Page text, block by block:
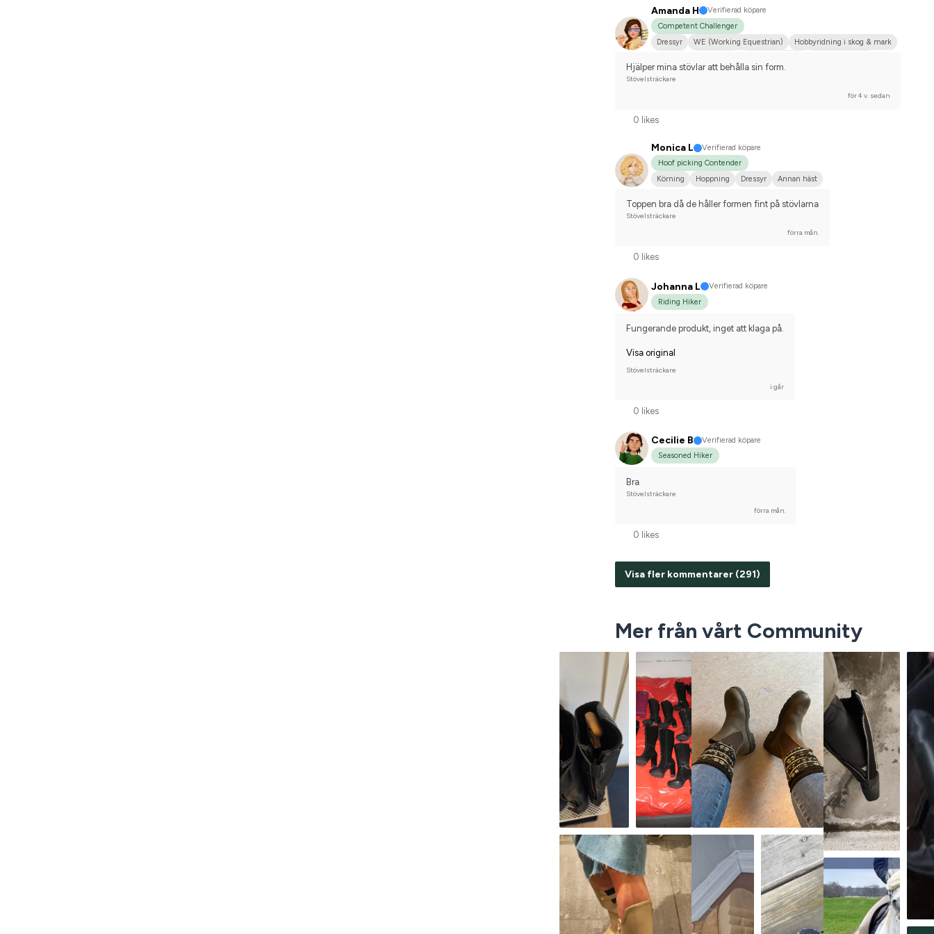
Amanda H
Verifierad köpare
Competent Challenger
Dressyr
WE (Working Equestrian)
Hobbyridning i skog & mark
Hjälper mina stövlar att behålla sin form.
Stövelsträckare
för 4 v. sedan
0 likes
Monica L
Verifierad köpare
Hoof picking Contender
Körning
Hoppning Dressyr Annan häst
Toppen bra då de håller formen fint på stövlarna
Stövelsträckare
förra mån.
0 likes
Johanna L
Verifierad köpare
Riding Hiker
Fungerande produkt, inget att klaga på.
Visa original
Stövelsträckare
i går
0 likes
Cecilie B
Verifierad köpare
Seasoned Hiker
Bra
Stövelsträckare
förra mån.
0 likes
Visa fler kommentarer (291)
Mer från vårt Community